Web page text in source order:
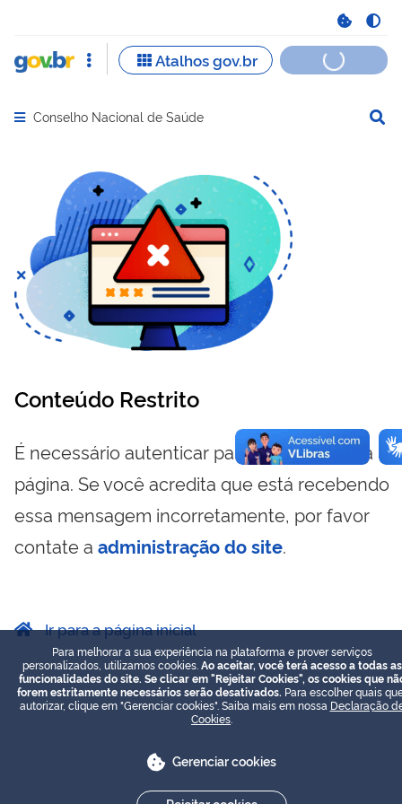
Abrir menu principal de navegação
Conselho Nacional de Saúde
Conteúdo Restrito
É necessário autenticar para visualizar essa
página. Se você acredita que está recebendo
essa mensagem incorretamente, por favor
contate a administração do site.
Ir para a página inicial
Para melhorar a sua experiência na plataforma e prover serviços
personalizados, utilizamos cookies. Ao aceitar, você terá acesso a todas as
funcionalidades do site. Se clicar em "Rejeitar Cookies", os cookies que
forem estritamente necessários serão desativados. Para escolher quais
autorizar, clique em "Gerenciar cookies". Saiba mais em nossa Declaração
Cookies
Gerenciar cookies